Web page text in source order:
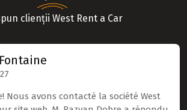
clienții West Rent a Car
Nous avons contacté la société West